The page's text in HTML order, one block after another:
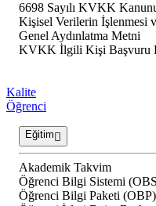
6698 Sayılı KVKK
Kişisel Verilerin İşlenmesi
Genel Aydınlatma Metni
KVKK İlgili Kişi Başvuru
Kalite
Öğrenci
Eğitim
Akademik Takvim
Öğrenci Bilgi Sistemi
Öğrenci Bilgi Paketi (OBP)